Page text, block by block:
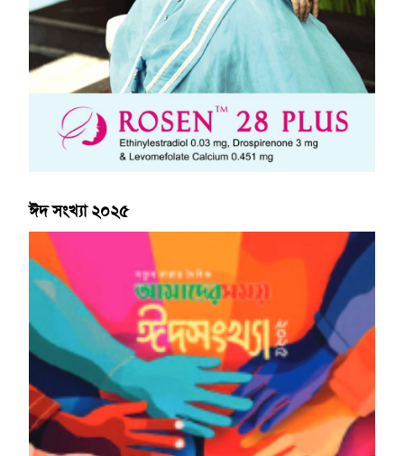
ঈদ সংখ্যা ২০২৫